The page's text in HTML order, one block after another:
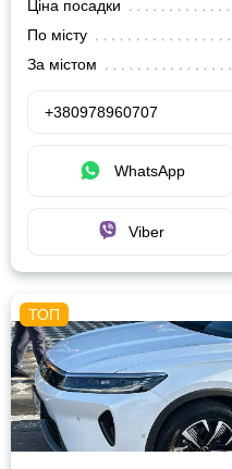
Ціна посадки
По місту
За містом
+380978960707
WhatsApp
Viber